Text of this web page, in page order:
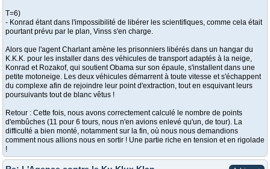
T=6)
- Konrad étant dans l'impossibilité de libérer les scientifiques, comme cela était
pourtant prévu par le plan, Vinss s'en charge.
Alors que l'agent Charlant amène les prisonniers libérés dans un hangar du
K.K.K. pour les installer dans des véhicules de transport adaptés à la neige,
Konrad et Rozakof, qui soutient Obama sur son épaule, s'installent dans une
petite motoneige. Les deux véhicules démarrent à toute vitesse et s'échappent
du complexe afin de rejoindre leur point d'extraction, tout en esquivant leurs
poursuivants tout de blanc vêtus !
Retour : Cette fois, nous avons correctement calculé le nombre de points
d'embûches (11 pour 6 tours, nous n'en avions enlevé qu'un, de tour). La
difficulté a bien monté, notamment sur la fin, où nous nous demandions
comment nous allions nous en sortir ! Une partie riche en tension et en rigolade
!